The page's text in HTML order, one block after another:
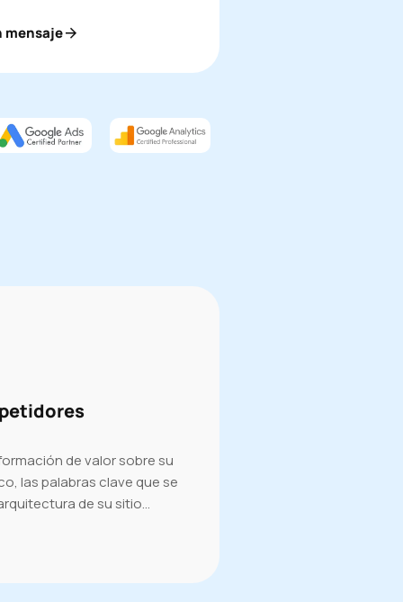
mensaje
de valor sobre su
las palabras clave que se
de su sitio…